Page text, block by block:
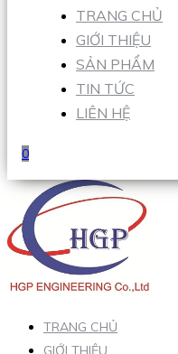
TRANG CHỦ
GIỚI THIỆU
SẢN PHẨM
TIN TỨC
LIÊN HỆ
0
TRANG CHỦ
GIỚI THIỆU